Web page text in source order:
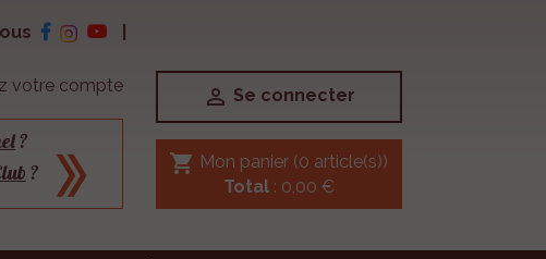
votre compte
?
?
 Se connecter
shopping_cart Mon panier (0 article(s))
Total: 0,00 €